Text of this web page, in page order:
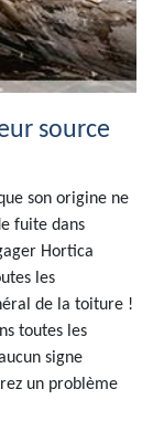
source
son origine ne
fuite dans
Hortica
les
de la toiture !
toutes les
signe
un problème